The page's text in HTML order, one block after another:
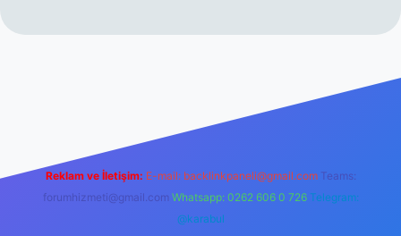
Reklam ve İletişim: E-mail: backlinkpaneli@gmail.com Teams:
forumhizmeti@gmail.com Whatsapp: 0262 606 0 726 Telegram:
@karabul